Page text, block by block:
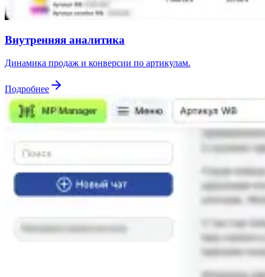
Внутренняя аналитика
Динамика продаж и конверсии по артикулам.
Подробнее